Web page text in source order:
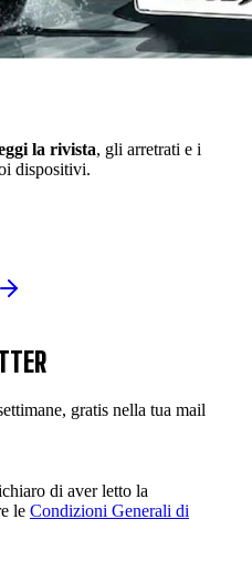
la rivista, gli arretrati e i
dispositivi.
gratis nella tua mail
di aver letto la
le Condizioni Generali di